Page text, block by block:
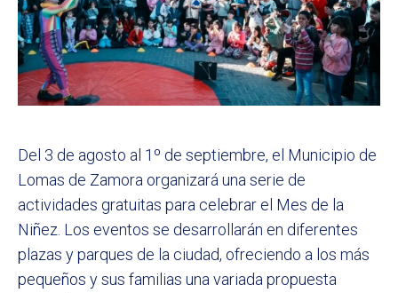
Del 3 de agosto al 1º de septiembre, el Municipio de
Lomas de Zamora organizará una serie de
actividades gratuitas para celebrar el Mes de la
Niñez. Los eventos se desarrollarán en diferentes
plazas y parques de la ciudad, ofreciendo a los más
pequeños y sus familias una variada propuesta